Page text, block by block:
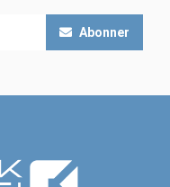
Abonner